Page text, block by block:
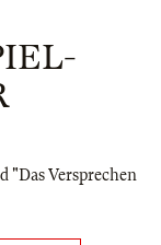
"Das Versprechen